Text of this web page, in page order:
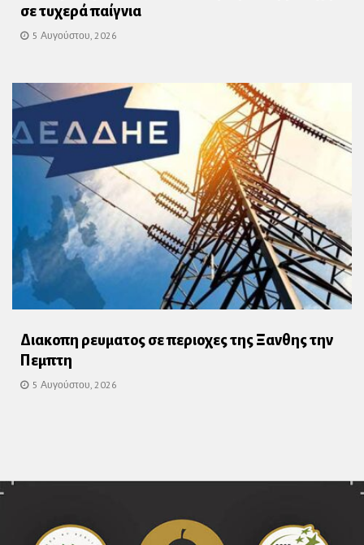
σε τυχερά παίγνια
5 Αυγούστου, 2026
Διακοπη ρευματος σε περιοχες της Ξανθης την
Πεμπτη
5 Αυγούστου, 2026